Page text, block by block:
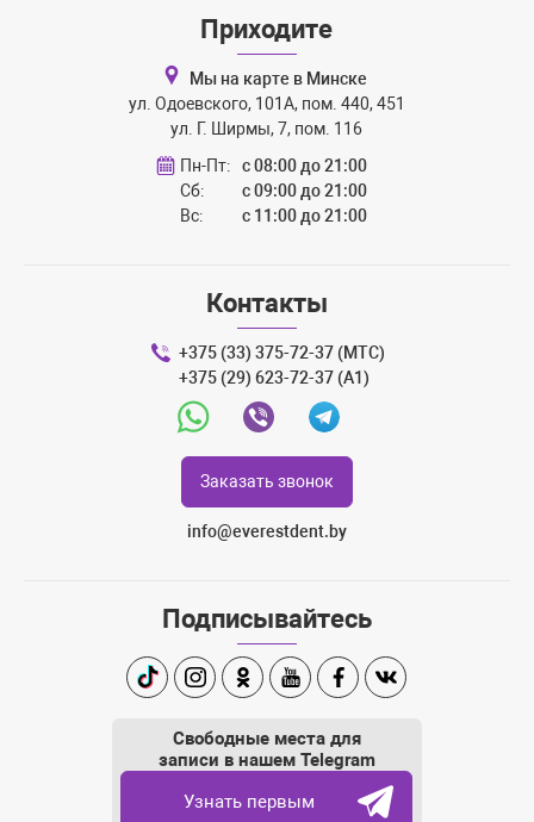
Приходите
Мы на карте в Минске
ул. Одоевского, 101А, пом. 440, 451
ул. Г. Ширмы, 7, пом. 116
Пн-Пт:
с 08:00 до 21:00
Сб:
с 09:00 до 21:00
Вс:
с 11:00 до 21:00
Контакты
+375 (33) 375-72-37 (МТС)
+375 (29) 623-72-37 (A1)
WhatsappViber Telegram
Заказать звонок
info@everestdent.by
Подписывайтесь
TikTokInstagramОдноклассники
YoutubeFacebookВконтакте
Свободные места для
записи в нашем Telegram
Узнать первым